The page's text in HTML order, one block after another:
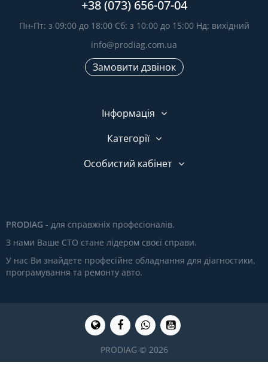
+38 (073) 656-07-04
Пн-Пт: з 09:00 до 18:00 Сб: з 10:00 до 15:00 Нд: вихідний
info@prodiag.com.ua
Замовити дзвінок
Інформація
Категорії
Особистий кабінет
PRODIAG - для справжніх професіоналів.
З нами Ваше СТО стане лідером своєї справи.
У нас Ви знайдете професійне обладнання для діагностики,
програмування та ремонту авто.
PRODIAG © 2026